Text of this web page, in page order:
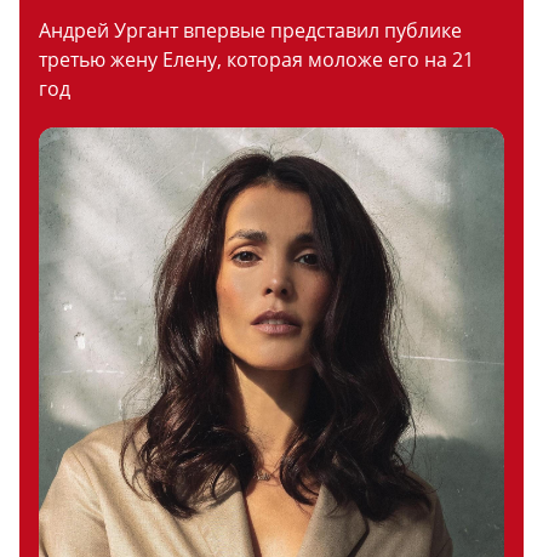
Андрей Ургант впервые представил публике
третью жену Елену, которая моложе его на 21
год